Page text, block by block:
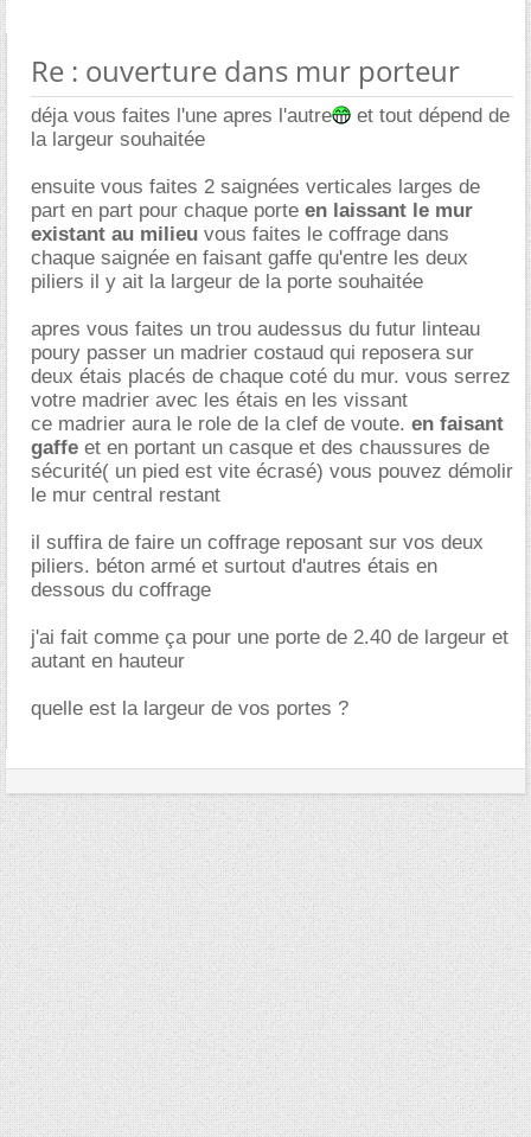
Re : ouverture dans mur porteur
déja vous faites l'une apres l'autre
et tout dépend de
la largeur souhaitée
ensuite vous faites 2 saignées verticales larges de
part en part pour chaque porte en laissant le mur
existant au milieu vous faites le coffrage dans
chaque saignée en faisant gaffe qu'entre les deux
piliers il y ait la largeur de la porte souhaitée
apres vous faites un trou audessus du futur linteau
poury passer un madrier costaud qui reposera sur
deux étais placés de chaque coté du mur. vous serrez
votre madrier avec les étais en les vissant
ce madrier aura le role de la clef de voute. en faisant
gaffe et en portant un casque et des chaussures de
sécurité( un pied est vite écrasé) vous pouvez démolir
le mur central restant
il suffira de faire un coffrage reposant sur vos deux
piliers. béton armé et surtout d'autres étais en
dessous du coffrage
j'ai fait comme ça pour une porte de 2.40 de largeur et
autant en hauteur
quelle est la largeur de vos portes ?